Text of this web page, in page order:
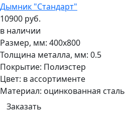
Дымник "Стандарт"
10900 руб.
в наличии
Размер, мм: 400х800
Толщина металла, мм: 0.5
Покрытие: Полиэстер
Цвет: в ассортименте
Материал: оцинкованная сталь
Заказать